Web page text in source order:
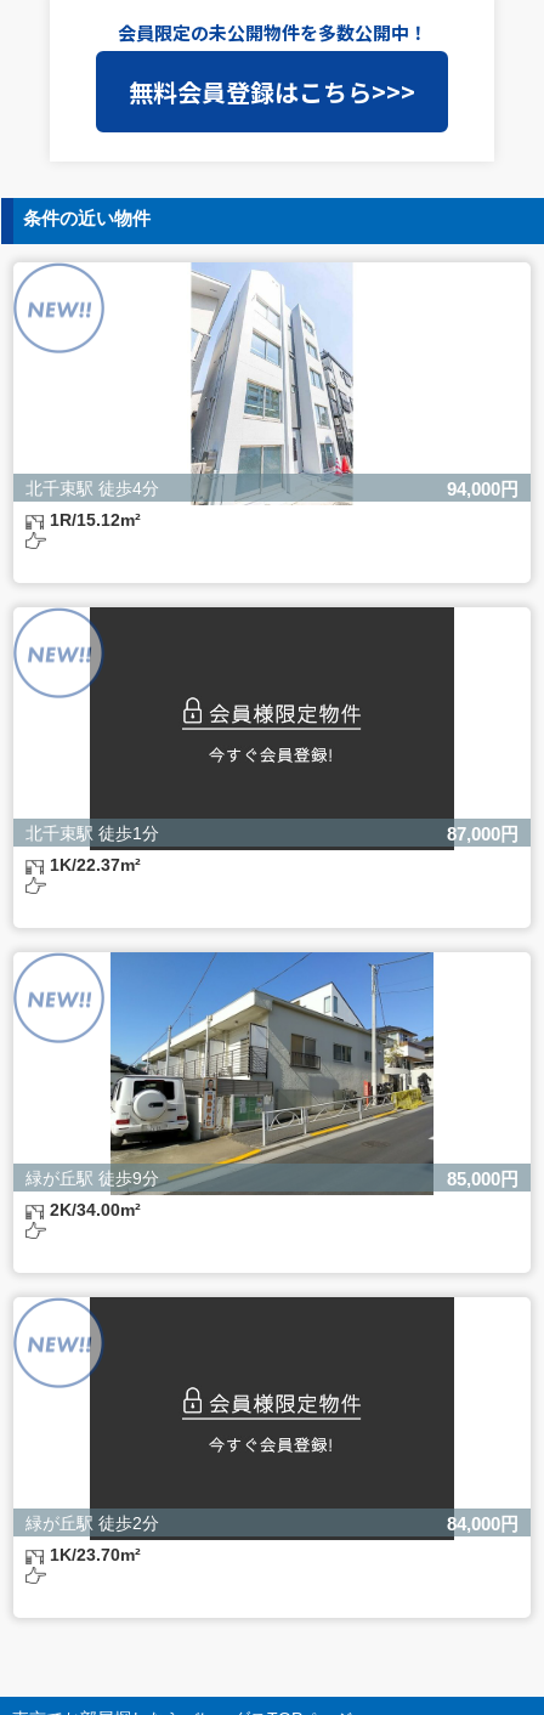
4. 個人情報取扱いの委託
当社は事業運営上、前項利用目的の範囲に限って個人情報
を外部に委託することがあります。この場合、個人情報保
護水準の高い委託先を選定し、個人情報の適正管理・機密
保持についての契約を交わし、適切な管理を実施させま
5. 個人情報の開示等の請求
ご本人様は、当社に対してご自身の個人情報の開示等（利
用目的の通知、開示、内容の訂正・追加・削除、利用の停
止または消去、第三者への提供の停止）に関して、下記の
当社問合わせ窓口に申し出ることができます。その際、当
社はお客様ご本人を確認させていただいたうえで、合理的
な間内に対応いたします。
【お問合せ窓口】
株式会社バレッグス 個人情報問合せ窓口
住所 東京都目黒区鷹番2-5-21
電話 03-3794-1115
お問合せメールアドレス privacy@balleggs.co.jp
受付時間：平日10：30～17：00 ※弊社公休日を除く
よるものです。
ただし、必要な項目をいただけない場合、適切な対応がで
きない場合があります。
会員限定の未公開物件を多数公開中！
無料会員登録はこちら>>>
条件の近い物件
北千束駅 徒歩4分 94,000円
1R/15.12m²
北千束駅 徒歩1分 87,000円
1K/22.37m²
緑が丘駅 徒歩9分 85,000円
2K/34.00m²
緑が丘駅 徒歩2分 84,000円
1K/23.70m²